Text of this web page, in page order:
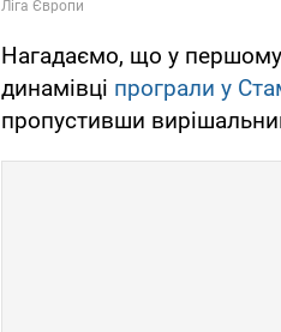
Нагадаємо, що у першому
динамівці програли у
пропустивши